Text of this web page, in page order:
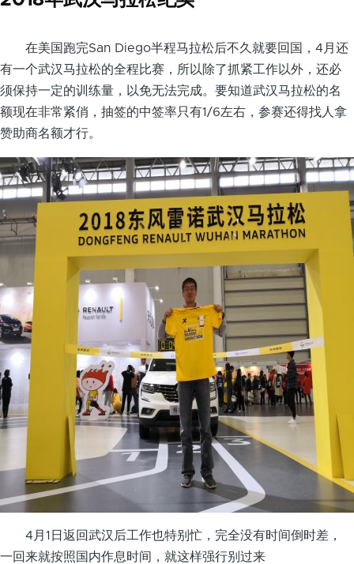
在美国跑完San Diego半程马拉松后不久就要回国，4月还
有一个武汉马拉松的全程比赛，所以除了抓紧工作以外，还必
须保持一定的训练量，以免无法完成。要知道武汉马拉松的名
额现在非常紧俏，抽签的中签率只有1/6左右，参赛还得找人拿
赞助商名额才行。
4月1日返回武汉后工作也特别忙，完全没有时间倒时差，
一回来就按照国内作息时间，就这样强行别过来